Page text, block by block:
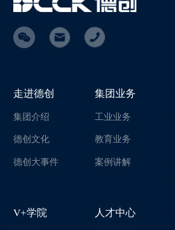
走进德创
集团介绍
德创文化
德创大事件
集团业务
工业业务
教育业务
案例讲解
V+学院 人才中心